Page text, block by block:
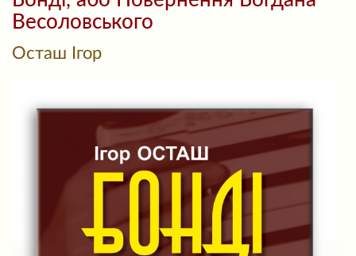
Весоловського
Осташ Ігор